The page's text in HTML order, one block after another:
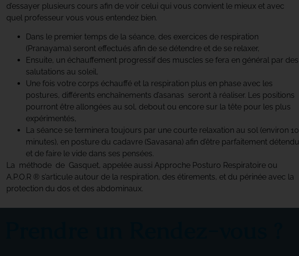
d’essayer plusieurs cours afin de voir celui qui vous convient le mieux et avec
quel professeur vous vous entendez bien.
Dans le premier temps de la séance, des exercices de respiration
(Pranayama) seront effectués afin de se détendre et de se relaxer,
Ensuite, un échauffement progressif des muscles se fera en général par des
salutations au soleil,
Une fois votre corps échauffé et la respiration plus en phase avec les
postures, différents enchaînements d’asanas seront à réaliser. Les positions
pourront être allongées au sol, debout ou encore sur la tête pour les plus
expérimentés,
La séance se terminera toujours par une courte relaxation au sol (environ 10
minutes), en posture du cadavre (Savasana) afin d’être parfaitement détendu
et de faire le vide dans ses pensées.
La méthode de Gasquet, appelée aussi Approche Posturo Respiratoire ou
A.P.O.R ® s’articule autour de la respiration, des étirements, et du périnée avec la
protection du dos et des abdominaux.